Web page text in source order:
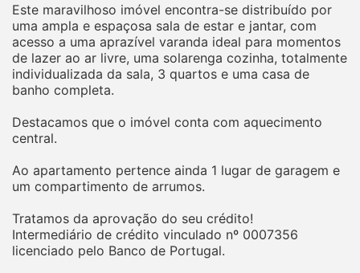
Este maravilhoso imóvel encontra-se distribuído por
uma ampla e espaçosa sala de estar e jantar, com
acesso a uma aprazível varanda ideal para momentos
de lazer ao ar livre, uma solarenga cozinha, totalmente
individualizada da sala, 3 quartos e uma casa de
banho completa.
Destacamos que o imóvel conta com aquecimento
central.
Ao apartamento pertence ainda 1 lugar de garagem e
um compartimento de arrumos.
Tratamos da aprovação do seu crédito!
Intermediário de crédito vinculado nº 0007356
licenciado pelo Banco de Portugal.